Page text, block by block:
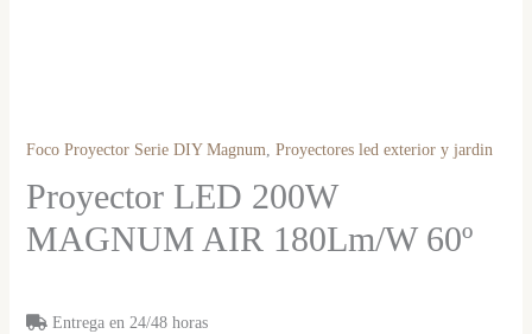
Foco Proyector Serie DIY Magnum Proyectores led exterior y jardin
Proyector LED 200W
MAGNUM AIR 180Lm/W 60º
Entrega en 24/48 horas